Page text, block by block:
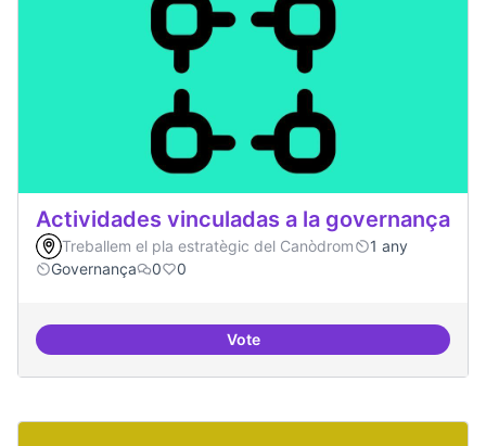
Actividades vinculadas a la governança
Treballem el pla estratègic del Canòdrom
1 any
Governança
0 0
VoteActividades vinculadas a la